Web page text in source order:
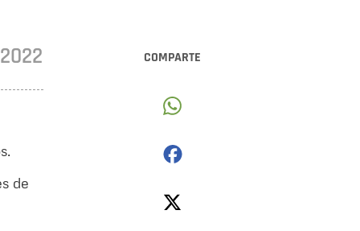
COMPARTE
de